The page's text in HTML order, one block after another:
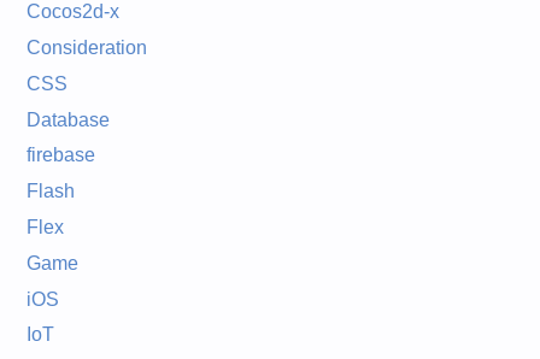
Cocos2d-x
Consideration
CSS
Database
firebase
Flash
Flex
Game
iOS
IoT